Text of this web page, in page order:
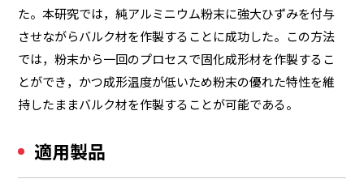
た。本研究では，純アルミニウム粉末に強大ひずみを付与
させながらバルク材を作製することに成功した。この方法
では，粉末から一回のプロセスで固化成形材を作製するこ
とができ，かつ成形温度が低いため粉末の優れた特性を維
持したままバルク材を作製することが可能である。
適用製品